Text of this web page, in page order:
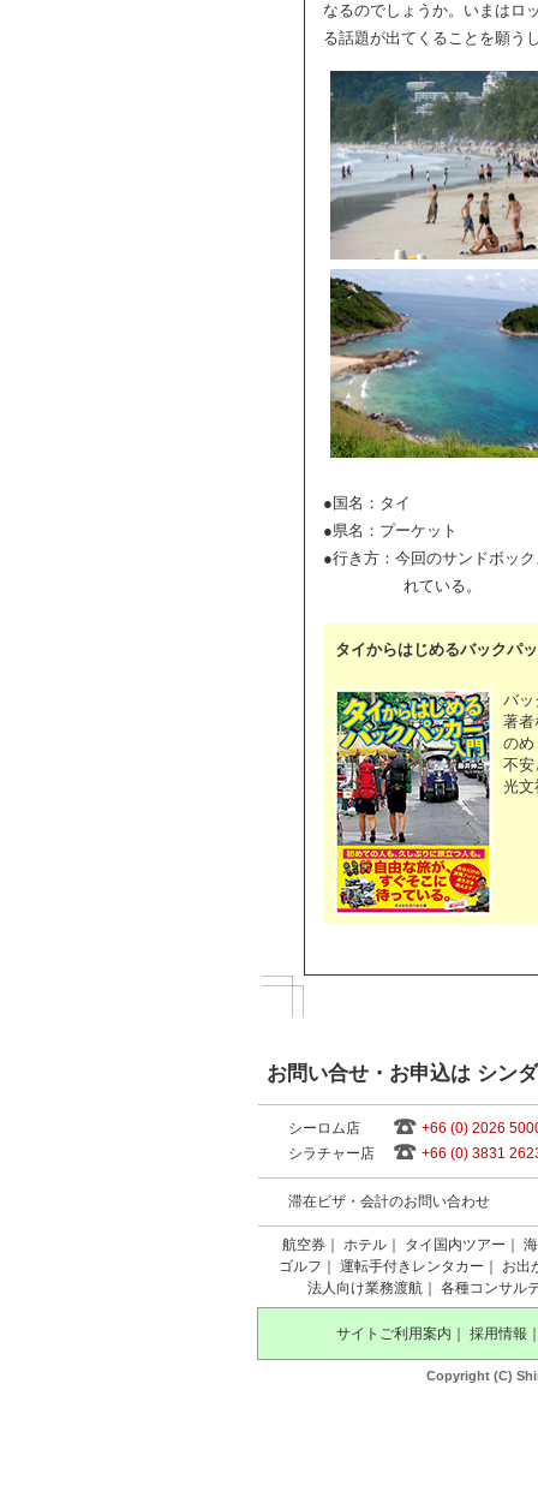
なるのでしょうか。いまはロ
る話題が出てくることを願う
●国名：タイ
●県名：プーケット
●行き方：今回のサンドボッ
れている。
タイからはじめるバックパ
バッ
著者
のめ
不安
光文
お問い合せ・お申込は シン
シーロム店
+66 (0) 2026
シラチャー店
+66 (0) 3831
滞在ビザ・会計のお問い合わせ
航空券 ホテル タイ国内ツアー
ゴルフ
運転手付きレンタカー
お出
法人向け業務渡航
各種コンサル
サイトご利用案内 採用情報
Copyright (C)